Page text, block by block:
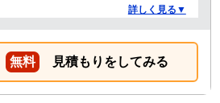
た。作業の進捗も報告してくださ
詳しく見る▼
無料 見積もりをしてみる